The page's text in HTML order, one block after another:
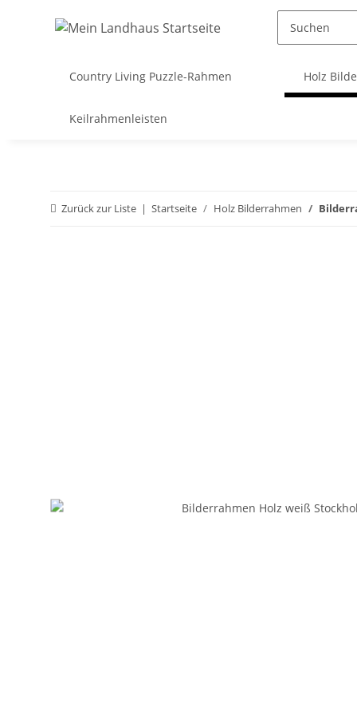
Country Living Puzzle-Rahmen Holz
Keilrahmenleisten
Zurück zur Liste Startseite Holz Bilderrahmen